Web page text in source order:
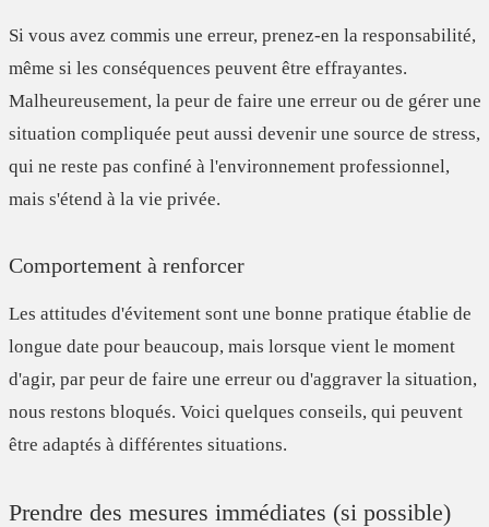
Si vous avez commis une erreur, prenez-en la responsabilité,
même si les conséquences peuvent être effrayantes.
Malheureusement, la peur de faire une erreur ou de gérer une
situation compliquée peut aussi devenir une source de stress,
qui ne reste pas confiné à l'environnement professionnel,
mais s'étend à la vie privée.
Comportement à renforcer
Les attitudes d'évitement sont une bonne pratique établie de
longue date pour beaucoup, mais lorsque vient le moment
d'agir, par peur de faire une erreur ou d'aggraver la situation,
nous restons bloqués. Voici quelques conseils, qui peuvent
être adaptés à différentes situations.
Prendre des mesures immédiates (si possible)